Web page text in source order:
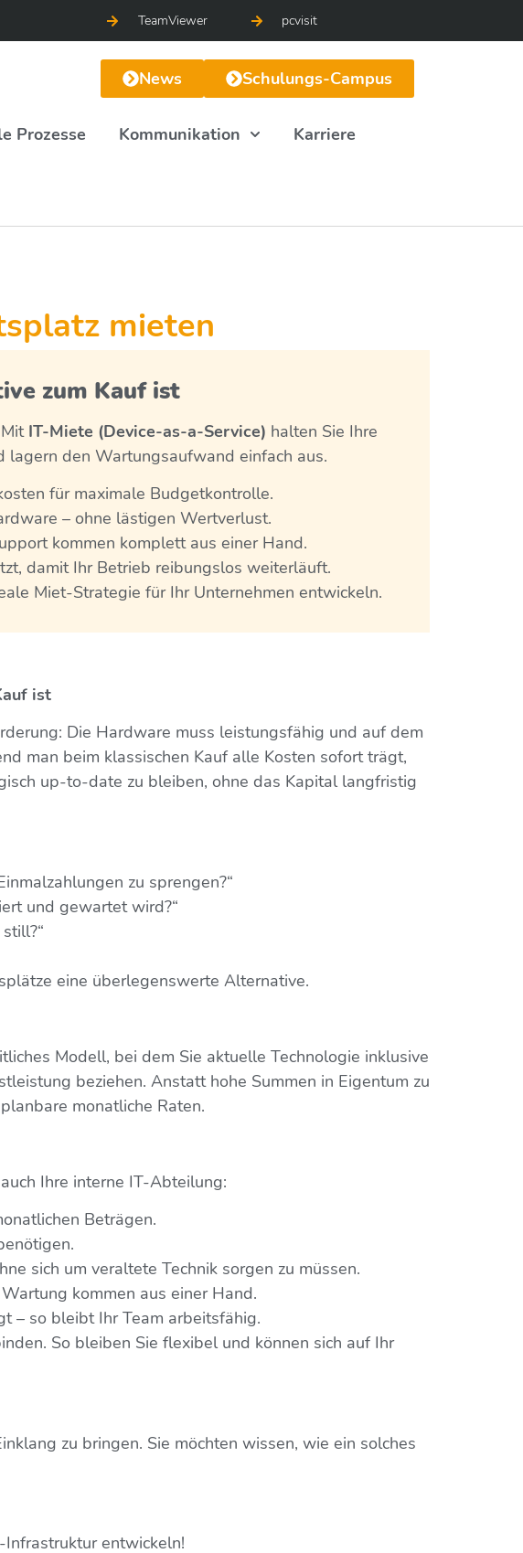
TeamViewer pcvisit
News Schulungs-Campus
Prozesse Kommunikation Karriere
mieten
zum Kauf ist
IT-Miete (Device-as-a-Service) halten Sie Ihre
lagern den Wartungsaufwand einfach aus.
für maximale Budgetkontrolle.
– ohne lästigen Wertverlust.
kommen komplett aus einer Hand.
damit Ihr Betrieb reibungslos weiterläuft.
Miet-Strategie für Ihr Unternehmen entwickeln.
ist
Die Hardware muss leistungsfähig und auf dem
man beim klassischen Kauf alle Kosten sofort trägt,
up-to-date zu bleiben, ohne das Kapital langfristig
zu sprengen?“
und gewartet wird?“
eine überlegenswerte Alternative.
Modell, bei dem Sie aktuelle Technologie inklusive
beziehen. Anstatt hohe Summen in Eigentum zu
monatliche Raten.
Ihre interne IT-Abteilung:
Beträgen.
sich um veraltete Technik sorgen zu müssen.
kommen aus einer Hand.
– so bleibt Ihr Team arbeitsfähig.
So bleiben Sie flexibel und können sich auf Ihr
zu bringen. Sie möchten wissen, wie ein solches
Infrastruktur entwickeln!